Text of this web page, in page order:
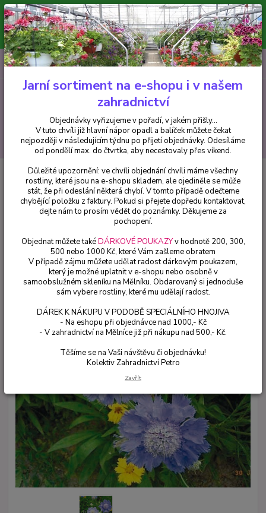
Minimální hodnota pro odeslání z e-shopu je 300 Kč.
V tuto chvíli již hlavní nápor objednávek opadl a balíček můžete čekat
nejpozději v následujícím týdnu po přijetí objednávky. Objednávky
vyřizujeme v pořadí, v jakém přišly...
CZK
Hledat
+420 602 223 614 0ks
za0 Kč
Trvalky
Hlaváč modrý (Scobiosa Japonica Blue Diamo) - cena na
prodejně
Hlaváč modrý (Scobiosa Japonica
Blue Diamo) - cena na prodejně
Jarní sortiment na e-shopu i v našem
zahradnictví
Objednávky vyřizujeme v pořadí, v jakém přišly...
V tuto chvíli již hlavní nápor opadl a balíček můžete čekat
nejpozději v následujícím týdnu po přijetí objednávky. Odesíláme
od pondělí max. do čtvrtka, aby necestovaly přes víkend.
Důležité upozornění: ve chvíli objednání chvíli máme všechny
rostliny, které jsou na e-shopu skladem, ale ojediněle se může
stát, že při odeslání některá chybí. V tomto případě odečteme
chybějící položku z faktury. Pokud si přejete dopředu kontaktovat,
dejte nám to prosím vědět do poznámky. Děkujeme za
pochopení.
Objednat můžete takéDÁRKOVÉ POUKAZYv hodnotě 200, 300,
500 nebo 1000 Kč, které Vám zašleme obratem
V případě zájmu můžete udělat radost dárkovým poukazem,
který je možné uplatnit v e-shopu nebo osobně v
samoobslužném skleníku na Mělníku. Obdarovaný si jednoduše
sám vybere rostliny, které mu udělají radost.
DÁREK K NÁKUPU V PODOBĚ SPECIÁLNÍHO HNOJIVA
- Na eshopu při objednávce nad 1000,- Kč
- V zahradnictví na Mělníce již při nákupu nad 500,- Kč.
Těšíme se na Vaši návštěvu či objednávku!
Kolektiv Zahradnictví Petro
Zavřít